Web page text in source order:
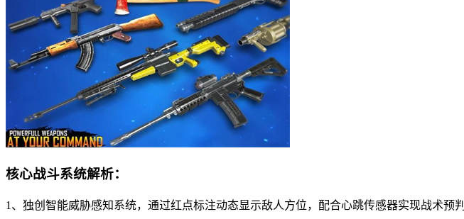
核心战斗系统解析：
1、独创智能威胁感知系统，通过红点标注动态显示敌人方位，配合心跳传感器实现战术预判